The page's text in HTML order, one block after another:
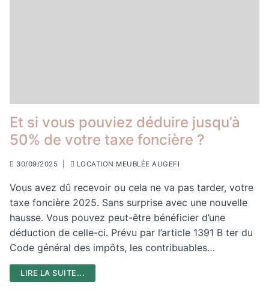
Et si vous pouviez déduire jusqu’à
50% de votre taxe foncière ?
30/09/2025 LOCATION MEUBLÉE AUGEFI
Vous avez dû recevoir ou cela ne va pas tarder, votre
taxe foncière 2025. Sans surprise avec une nouvelle
hausse. Vous pouvez peut-être bénéficier d’une
déduction de celle-ci. Prévu par l’article 1391 B ter du
Code général des impôts, les contribuables…
LIRE LA SUITE...